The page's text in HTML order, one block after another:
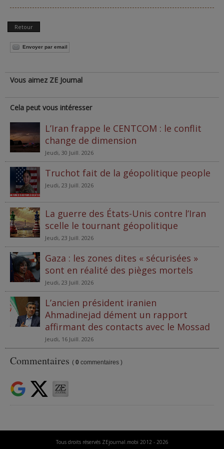
Retour
Envoyer par email
Vous aimez ZE Journal
Cela peut vous intéresser
L’Iran frappe le CENTCOM : le conflit
change de dimension
Jeudi, 30 Juill. 2026
Truchot fait de la géopolitique people
Jeudi, 23 Juill. 2026
La guerre des États-Unis contre l’Iran
scelle le tournant géopolitique
Jeudi, 23 Juill. 2026
Gaza : les zones dites « sécurisées »
sont en réalité des pièges mortels
Jeudi, 23 Juill. 2026
L’ancien président iranien
Ahmadinejad dément un rapport
affirmant des contacts avec le Mossad
Jeudi, 16 Juill. 2026
Commentaires ( 0 commentaires )
Tous droits réservés ZEjournal.mobi 2012 - 2026